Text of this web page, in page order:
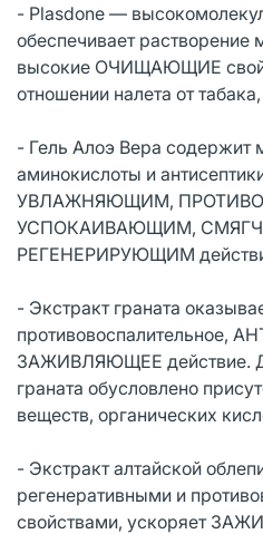
- Plasdone —
обеспечивает растворение
высокие ОЧИЩАЮЩИЕ
отношении налета от
- Гель Алоэ Вера содержит
аминокислоты и
УВЛАЖНЯЮЩИМ,
УСПОКАИВАЮЩИМ,
РЕГЕНЕРИРУЮЩИМ
- Экстракт граната
противовоспалительное,
ЗАЖИВЛЯЮЩЕЕ действие.
граната обусловлено
веществ, органических
- Экстракт алтайской
регенеративными и
свойствами, ускоряет